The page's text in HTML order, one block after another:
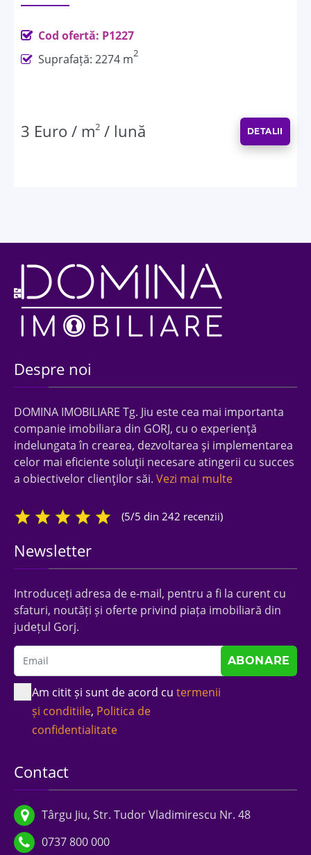
Cod ofertă: P1227
Suprafață: 2274 m2
3 Euro / m2 / lună DETALII
Despre noi
DOMINA IMOBILIARE Tg. Jiu este cea mai importanta
companie imobiliara din GORJ, cu o experienţă
indelungata în crearea, dezvoltarea şi implementarea
celor mai eficiente soluţii necesare atingerii cu succes
a obiectivelor clienţilor săi. Vezi mai multe
(5/5 din 242 recenzii)
Newsletter
Introduceți adresa de e-mail, pentru a fi la curent cu
sfaturi, noutăți și oferte privind piața imobiliară din
județul Gorj.
Am citit și sunt de acord cu termenii
și conditiile, Politica de
confidentialitate
Contact
Târgu Jiu, Str. Tudor Vladimirescu Nr. 48
0737 800 000